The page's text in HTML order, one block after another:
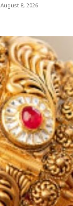
August 8, 2026